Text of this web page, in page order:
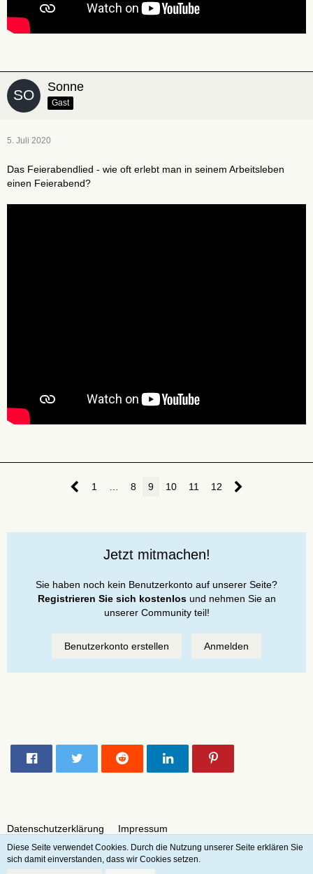
Sonne
Gast
5. Juli 2020
Das Feierabendlied - wie oft erlebt man in seinem Arbeitsleben
einen Feierabend?
1 … 8 9 10 11 12
Jetzt mitmachen!
Sie haben noch kein Benutzerkonto auf unserer Seite?
Registrieren Sie sich kostenlosund nehmen Sie an
unserer Community teil!
Benutzerkonto erstellen Anmelden
Datenschutzerklärung Impressum
Diese Seite verwendet Cookies. Durch die Nutzung unserer Seite erklären Sie
sich damit einverstanden, dass wir Cookies setzen.